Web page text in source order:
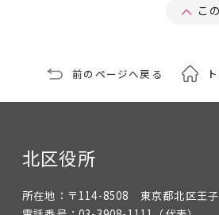
こ
前のページへ戻る
北区役所
所在地： 〒114-8508 東京都北区王